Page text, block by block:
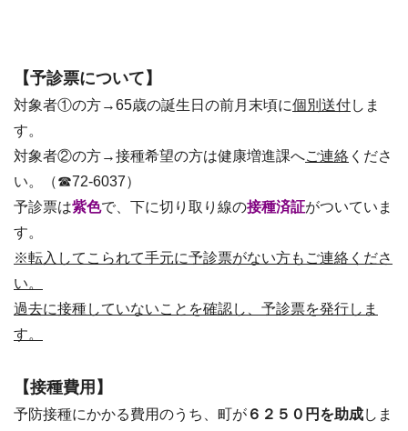
【予診票について】
対象者①の方→65歳の誕生日の前月末頃に個別送付しま
す。
対象者②の方→接種希望の方は健康増進課へご連絡 くださ
い。（☎72-6037）
予診票は紫色で、下に切り取り線の接種済証がついていま
す。
※転入してこられて手元に予診票がない方もご連絡くださ
い。
過去に接種していないことを確認し、予診票を発行しま
す。
【接種費用】
予防接種にかかる費用のうち、町が ６２５０ 円を助成しま